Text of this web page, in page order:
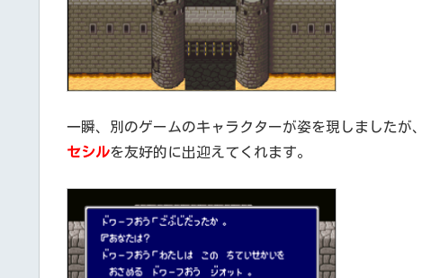
一瞬、別のゲームのキャラクターが姿を現しましたが
セシルを友好的に出迎えてくれます。